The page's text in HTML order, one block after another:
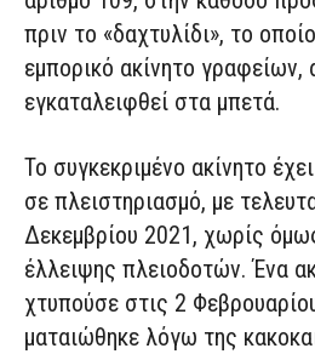
πριν το «δαχτυλίδι», το
εμπορικό ακίνητο γραφείων,
εγκαταλειφθεί στα μπετά.
Το συγκεκριμένο ακίνητο
σε πλειστηριασμό, με
Δεκεμβρίου 2021, χωρίς
έλλειψης πλειοδοτών. Ένα
χτυπούσε στις 2
ματαιώθηκε λόγω της